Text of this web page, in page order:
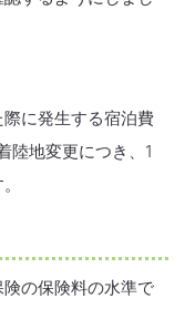
に発生する宿泊費
陸地変更につき、1
の保険料の水準で